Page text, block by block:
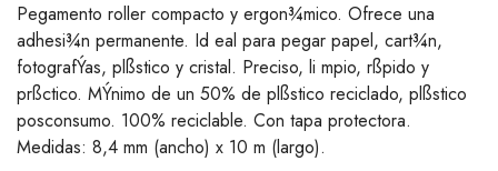
Pegamento roller compacto y ergon¾mico. Ofrece una
adhesi¾n permanente. Id eal para pegar papel, cart¾n,
fotografÝas, plßstico y cristal. Preciso, li mpio, rßpido y
prßctico. MÝnimo de un 50% de plßstico reciclado, plßstico
posconsumo. 100% reciclable. Con tapa protectora.
Medidas: 8,4 mm (ancho) x 10 m (largo).